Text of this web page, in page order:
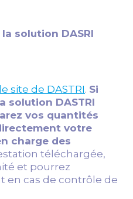
solution DASRI
site de DASTRI. Si
solution DASTRI
vos quantités
votre
charge des
téléchargée,
et pourrez
en cas de contrôle de